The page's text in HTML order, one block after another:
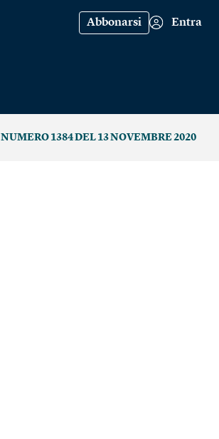
Abbonarsi Entra
NUMERO 1384 DEL 13 NOVEMBRE 2020